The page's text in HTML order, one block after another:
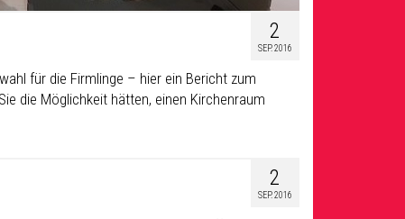
2
SEP. 2016
für die Firmlinge – hier ein Bericht zum
die Möglichkeit hätten, einen Kirchenraum
2
SEP. 2016